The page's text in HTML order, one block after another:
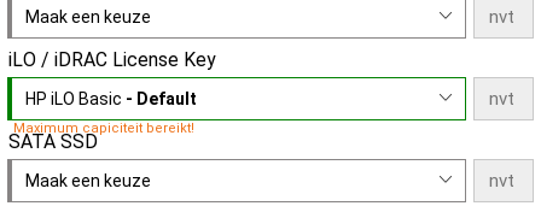
Maak een keuze
iLO / iDRAC License Key
HP iLO Basic - Default
Maximum capiciteit bereikt!
SATA SSD
Maak een keuze